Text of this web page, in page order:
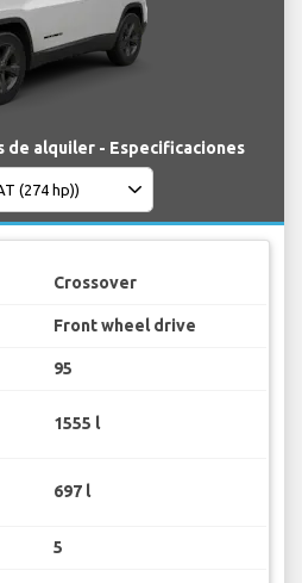
de alquiler - Especificaciones
Crossover
Front wheel drive
95
1555 l
697 l
5